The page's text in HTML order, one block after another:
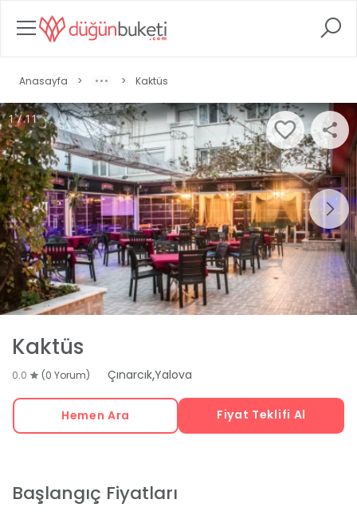
Anasayfa > > Kaktüs
1 / 11
Kaktüs
0.0 (0 Yorum) Çınarcık,Yalova
Hemen Ara Fiyat Teklifi Al
Başlangıç Fiyatları